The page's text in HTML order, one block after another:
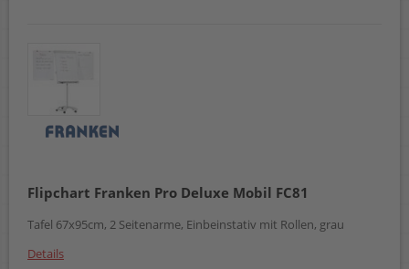
Flipchart Franken Pro Deluxe Mobil FC81
Tafel 67x95cm, 2 Seitenarme, Einbeinstativ mit Rollen, grau
Details